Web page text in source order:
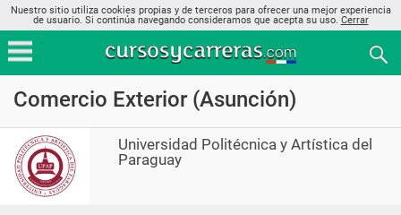
Nuestro sitio utiliza cookies propias y de terceros para ofrecer una mejor experiencia
de usuario. Si continúa navegando consideramos que acepta su uso. Cerrar
Comercio Exterior (Asunción)
Universidad Politécnica y Artística del
Paraguay